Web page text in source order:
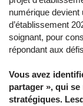
numérique
d’établissement
soignant, pour
répondant aux
Vous avez
partager », qui
stratégiques.